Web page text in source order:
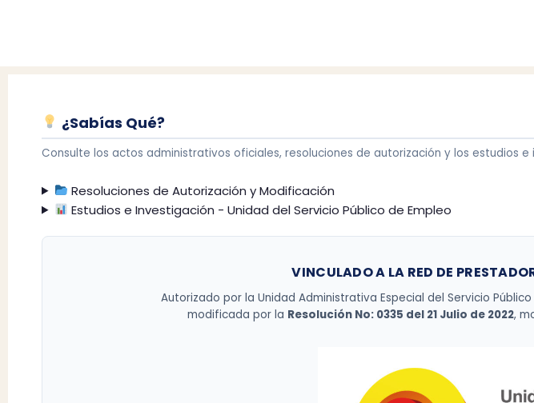
¿Sabías Qué?
Consulte los actos administrativos oficiales, resoluciones de autorización y los estudios e
Resoluciones de Autorización y Modificación
Estudios e Investigación - Unidad del Servicio Público de Empleo
VINCULADO A LA RED DE
Autorizado por la Unidad Administrativa Especial del Servicio
modificada por la Resolución No: 0335 del 21 Julio de 2022,